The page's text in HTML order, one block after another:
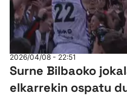
2026/04/08 - 22:51
Surne Bilbaoko
elkarrekin ospatu